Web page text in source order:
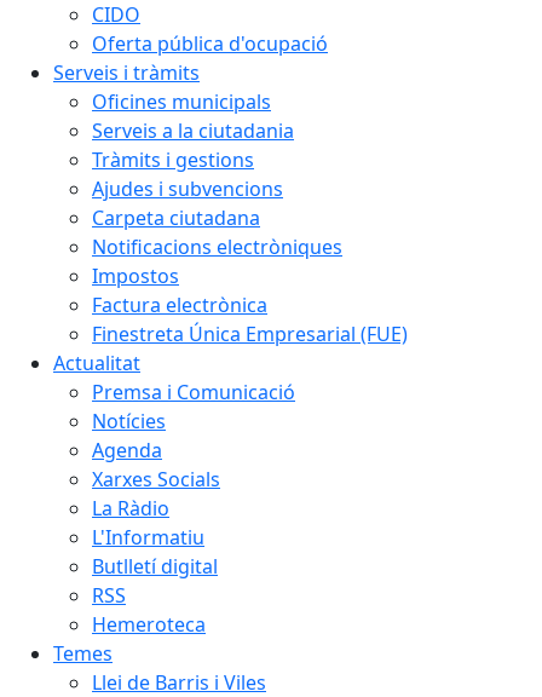
CIDO
Oferta pública d'ocupació
Serveis i tràmits
Oficines municipals
Serveis a la ciutadania
Tràmits i gestions
Ajudes i subvencions
Carpeta ciutadana
Notificacions electròniques
Impostos
Factura electrònica
Finestreta Única Empresarial (FUE)
Actualitat
Premsa i Comunicació
Notícies
Agenda
Xarxes Socials
La Ràdio
L'Informatiu
Butlletí digital
RSS
Hemeroteca
Temes
Llei de Barris i Viles